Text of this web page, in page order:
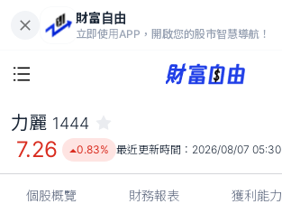
財富自由
立即使用APP，開啟您的股市智慧導航！
7.26
0.83%
力麗 1444
7.26 0.83% 最近更新時間： 2026/08/07 05:30
個股概覽 財務報表 獲利能力